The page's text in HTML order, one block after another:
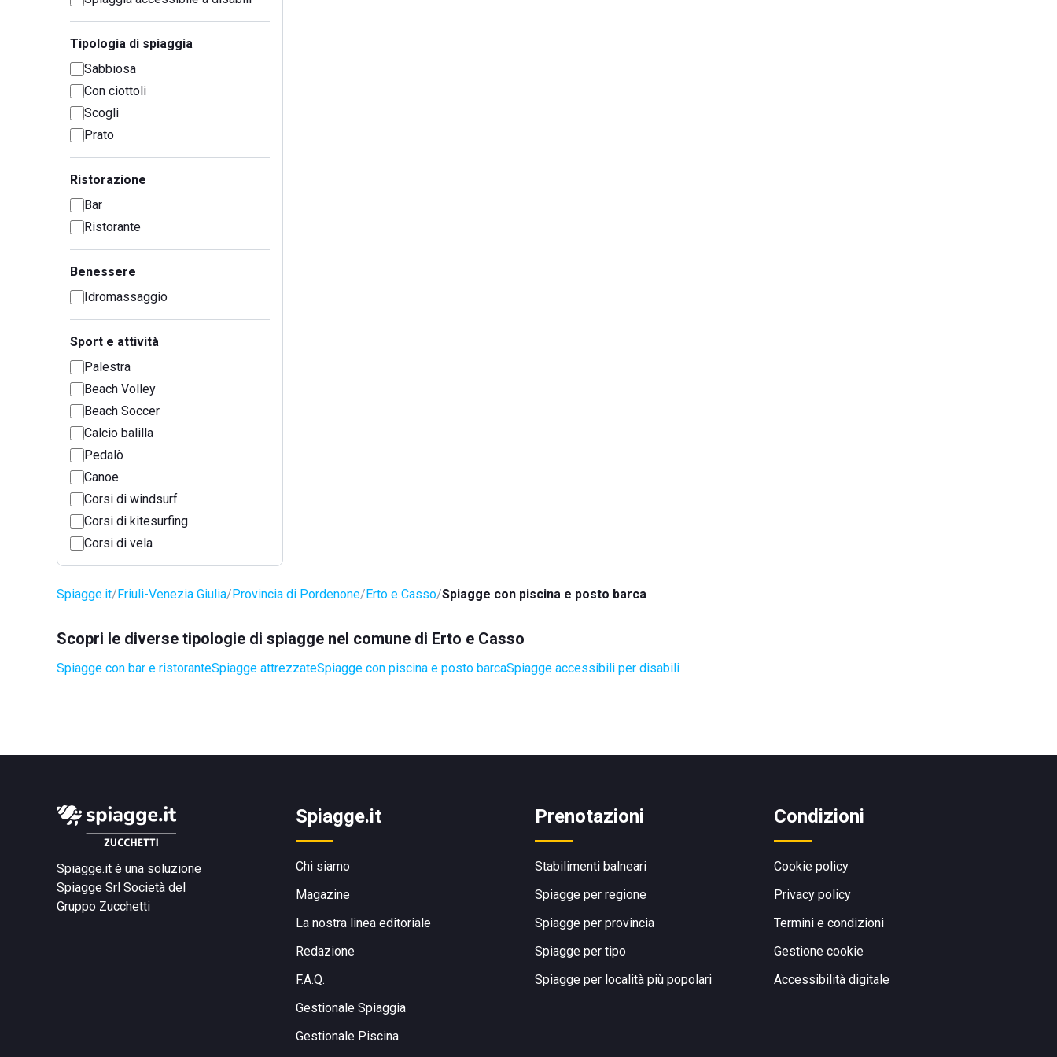
Tipologia di spiaggia
Sabbiosa
Con ciottoli
Scogli
Prato
Ristorazione
Bar
Ristorante
Benessere
Idromassaggio
Sport e attività
Palestra
Beach Volley
Beach Soccer
Calcio balilla
Pedalò
Canoe
Corsi di windsurf
Corsi di kitesurfing
Corsi di vela
Spiagge.it Friuli-Venezia Giulia Provincia di Pordenone Erto e Casso Spiagge con piscina e posto barca
Scopri le diverse tipologie di spiagge nel comune di Erto e Casso
Spiagge con bar e ristoranteSpiagge attrezzateSpiagge con piscina e posto barcaSpiagge accessibili per disabili
Spiagge.it è una soluzione
Spiagge Srl Società del
Gruppo Zucchetti
Spiagge.it
Chi siamo
Magazine
La nostra linea editoriale
Redazione
F.A.Q.
Gestionale Spiaggia
Gestionale Piscina
Prenotazioni
Stabilimenti balneari
Spiagge per regione
Spiagge per provincia
Spiagge per tipo
Spiagge per località più popolari
Condizioni
Cookie policy
Privacy policy
Termini e condizioni
Gestione cookie
Accessibilità digitale